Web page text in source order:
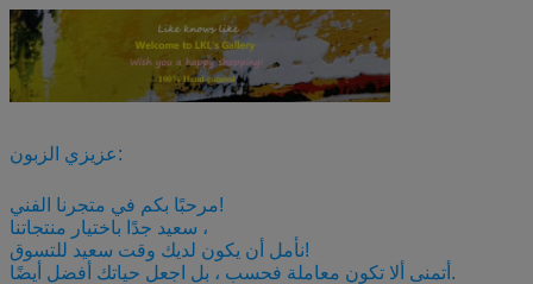
عزيزي الزبون:
مرحبًا بكم في متجرنا الفني!
سعيد جدًا باختيار منتجاتنا ،
نأمل أن يكون لديك وقت سعيد للتسوق!
أتمنى ألا تكون معاملة فحسب ، بل اجعل حياتك أفضل أيضًا.